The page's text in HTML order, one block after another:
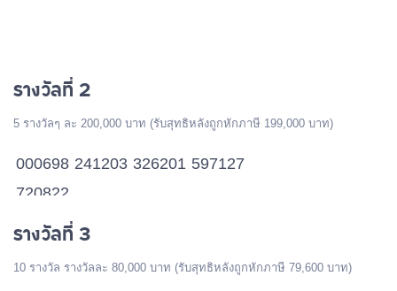
รางวัลที่ 2
5 รางวัลๆ ละ 200,000 บาท (รับสุทธิหลังถูกหักภาษี 199,000 บาท)
000698 241203 326201 597127
720822
รางวัลที่ 3
10 รางวัล รางวัลละ 80,000 บาท (รับสุทธิหลังถูกหักภาษี 79,600 บาท)